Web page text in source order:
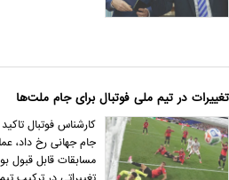
تغییرات در تیم ملی فوتبال برای جام ملت‌ها
کارشناس فوتبال
جام جهانی رخ داد،
مسابقات قابل قبول